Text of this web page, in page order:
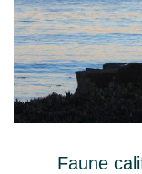
Faune